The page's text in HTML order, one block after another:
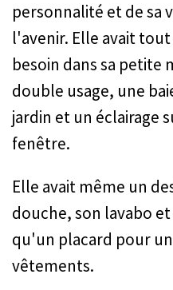
personnalité et de sa
l'avenir. Elle avait
besoin dans sa petite
double usage, une
jardin et un éclairage
fenêtre.
Elle avait même un
douche, son lavabo
qu'un placard pour un
vêtements.